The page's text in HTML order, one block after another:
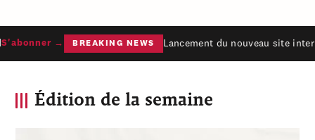
→ BREAKING NEWS Lancement du nouveau site
Édition de la semaine